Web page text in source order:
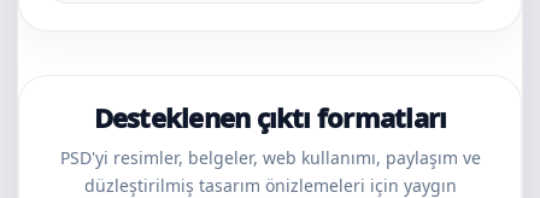
Desteklenen çıktı formatları
PSD'yi resimler, belgeler, web kullanımı, paylaşım ve
düzleştirilmiş tasarım önizlemeleri için yaygın